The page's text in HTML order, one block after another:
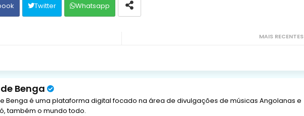
Twitter Whatsapp
MAIS RECENTES
Benga
Benga é uma plataforma digital focado na área de divulgações de músicas Angolanas e
também o mundo todo.